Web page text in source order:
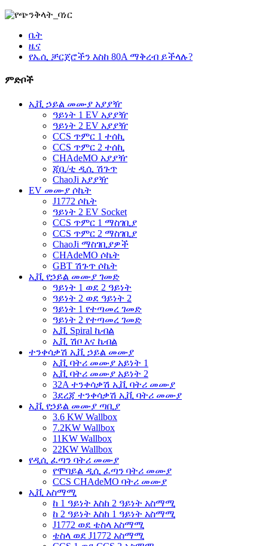
ቤት
ዜና
የኤሲ ቻርጀሮችን እስከ 80A ማቅረብ ይችላሉ?
ምድቦች
ኢቪ ኃይል መሙያ አያያዥ
ዓይነት 1 EV አያያዥ
ዓይነት 2 EV አያያዥ
CCS ጥምር 1 ተሰኪ
CCS ጥምር 2 ተሰኪ
CHAdeMO አያያዥ
ጂቢ/ቲ ዲሲ ሽጉጥ
ChaoJi አያያዥ
EV መሙያ ሶኬት
J1772 ሶኬት
ዓይነት 2 EV Socket
CCS ጥምር 1 ማስገቢያ
CCS ጥምር 2 ማስገቢያ
ChaoJi ማስገቢያዎች
CHAdeMO ሶኬት
GBT ሽጉጥ ሶኬት
ኢቪ የኃይል መሙያ ገመድ
ዓይነት 1 ወደ 2 ዓይነት
ዓይነት 2 ወደ ዓይነት 2
ዓይነት 1 የተጣመረ ገመድ
ዓይነት 2 የተጣመረ ገመድ
ኢቪ Spiral ኬብል
ኢቪ ሽቦ እና ኬብል
ተንቀሳቃሽ ኢቪ ኃይል መሙያ
ኢቪ ባትሪ መሙያ አይነት 1
ኢቪ ባትሪ መሙያ አይነት 2
32A ተንቀሳቃሽ ኢቪ ባትሪ መሙያ
3ደረጃ ተንቀሳቃሽ ኢቪ ባትሪ መሙያ
ኢቪ የኃይል መሙያ ጣቢያ
3.6 KW Wallbox
7.2KW Wallbox
11KW Wallbox
22KW Wallbox
የዲሲ ፈጣን ባትሪ መሙያ
የሞባይል ዲሲ ፈጣን ባትሪ መሙያ
CCS CHAdeMO ባትሪ መሙያ
ኢቪ አስማሚ
ከ 1 ዓይነት እስከ 2 ዓይነት አስማሚ
ከ 2 ዓይነት እስከ 1 ዓይነት አስማሚ
J1772 ወደ ቴስላ አስማሚ
ቴስላ ወደ J1772 አስማሚ